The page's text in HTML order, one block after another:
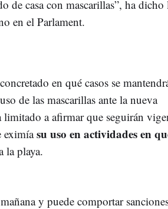
de casa con mascarillas”, ha dicho
en el Parlament.
en qué casos se
de las mascarillas ante la nueva
a afirmar que seguirán
eximíasu uso en actividades en
la playa.
y puede comportar